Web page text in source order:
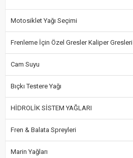
Motosiklet Yağı Seçimi
Frenleme İçin Özel Gresler Kaliper Gresleri
Cam Suyu
Bıçkı Testere Yağı
HİDROLİK SİSTEM YAĞLARI
Fren & Balata Spreyleri
Marin Yağları